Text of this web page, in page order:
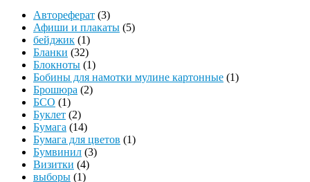
Автореферат (3)
Афиши и плакаты (5)
бейджик (1)
Бланки (32)
Блокноты (1)
Бобины для намотки мулине картонные (1)
Брошюра (2)
БСО (1)
Буклет (2)
Бумага (14)
Бумага для цветов (1)
Бумвинил (3)
Визитки (4)
выборы (1)